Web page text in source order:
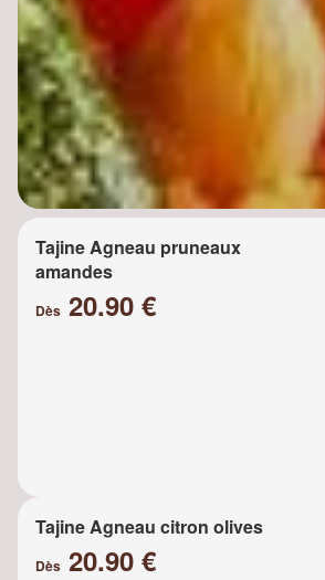
Tajine Agneau pruneaux
amandes
Dès 20.90 €
Tajine Agneau citron olives
Dès 20.90 €